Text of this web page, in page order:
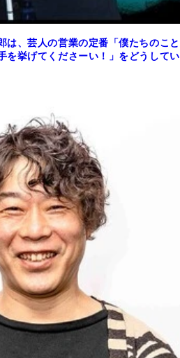
は、芸人の営業の定番「僕たちのこと
を挙げてくださーい！」をどうしてい